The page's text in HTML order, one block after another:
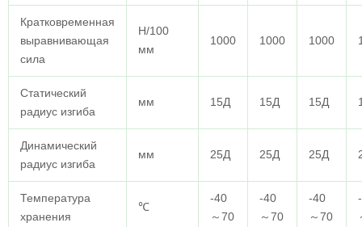
Кратковременная
выравнивающая
сила
Н/100
мм
1000 1000 1000
Статический
радиус изгиба
мм 15Д 15Д 15Д
Динамический
радиус изгиба
мм 25Д 25Д 25Д
Температура
хранения
℃
-40
～70
-40
～70
-40
～70